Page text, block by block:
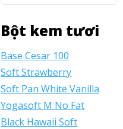
Bột kem tươi
Base Cesar 100
Soft Strawberry
Soft Pan White Vanilla
Yogasoft M No Fat
Black Hawaii Soft